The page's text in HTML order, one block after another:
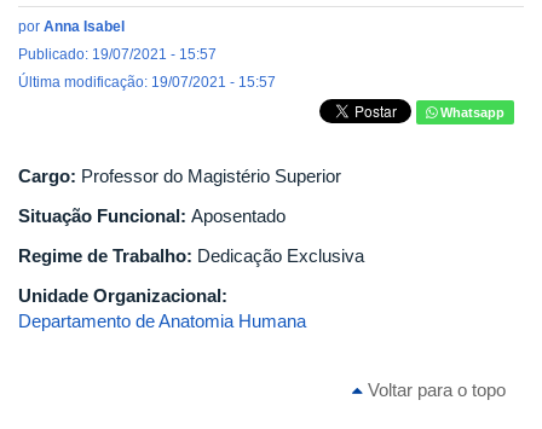
por Anna Isabel
Publicado: 19/07/2021 - 15:57
Última modificação: 19/07/2021 - 15:57
Whatsapp
Cargo: Professor do Magistério Superior
Situação Funcional: Aposentado
Regime de Trabalho: Dedicação Exclusiva
Unidade Organizacional:
Departamento de Anatomia Humana
Voltar para o topo